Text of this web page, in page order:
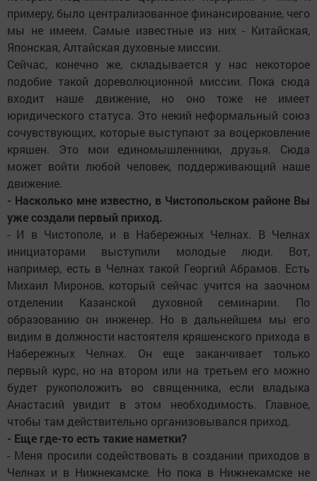
примеру, было централизованное финансирование, чего
мы не имеем. Самые известные из них - Китайская,
Японская, Алтайская духовные миссии.
Сейчас, конечно же, складывается у нас некоторое
подобие такой дореволюционной миссии. Пока сюда
входит наше движение, но оно тоже не имеет
юридического статуса. Это некий неформальный союз
сочувствующих, которые выступают за воцерковление
кряшен. Это мои единомышленники, друзья. Сюда
может войти любой человек, поддерживающий наше
движение.
- Насколько мне известно, в Чистопольском районе Вы
уже создали первый приход.
- И в Чистополе, и в Набережных Челнах. В Челнах
инициаторами выступили молодые люди. Вот,
например, есть в Челнах такой Георгий Абрамов. Есть
Михаил Миронов, который сейчас учится на заочном
отделении Казанской духовной семинарии. По
образованию он инженер. Но в дальнейшем мы его
видим в должности настоятеля кряшенского прихода в
Набережных Челнах. Он еще заканчивает только
первый курс, но на втором или на третьем его можно
будет рукоположить во священника, если владыка
Анастасий увидит в этом необходимость. Главное,
чтобы там действительно организовывался приход.
- Еще где-то есть такие наметки?
- Меня просили содействовать в создании приходов в
Челнах и в Нижнекамске. Но пока в Нижнекамске не